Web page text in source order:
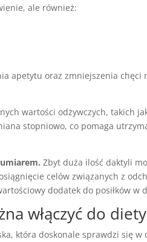
ale również:
apetytu oraz zmniejszenia chęci
wartości odżywczych, takich
stopniowo, co pomaga
Zbyt duża ilość daktyli
celów związanych z
dodatek do posiłków w
włączyć do
która doskonale sprawdzi się w